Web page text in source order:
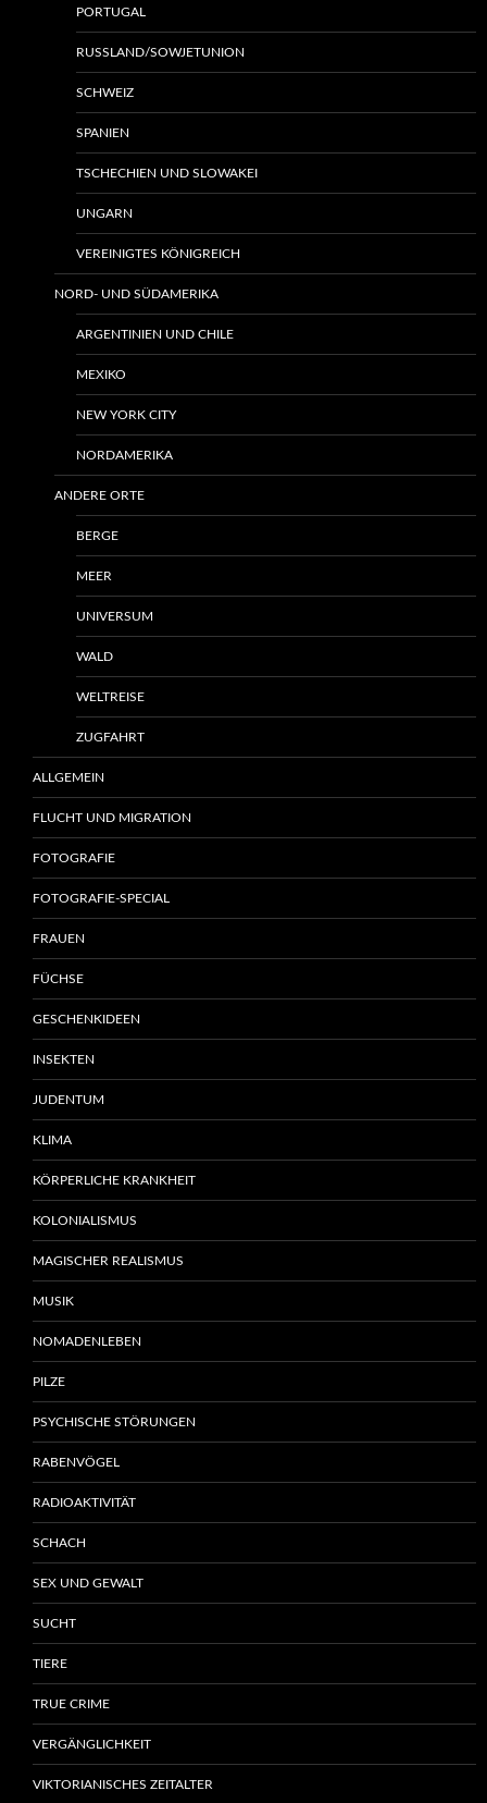
PORTUGAL
RUSSLAND/SOWJETUNION
SCHWEIZ
SPANIEN
TSCHECHIEN UND SLOWAKEI
UNGARN
VEREINIGTES KÖNIGREICH
NORD- UND SÜDAMERIKA
ARGENTINIEN UND CHILE
MEXIKO
NEW YORK CITY
NORDAMERIKA
ANDERE ORTE
BERGE
MEER
UNIVERSUM
WALD
WELTREISE
ZUGFAHRT
ALLGEMEIN
FLUCHT UND MIGRATION
FOTOGRAFIE
FOTOGRAFIE-SPECIAL
FRAUEN
FÜCHSE
GESCHENKIDEEN
INSEKTEN
JUDENTUM
KLIMA
KÖRPERLICHE KRANKHEIT
KOLONIALISMUS
MAGISCHER REALISMUS
MUSIK
NOMADENLEBEN
PILZE
PSYCHISCHE STÖRUNGEN
RABENVÖGEL
RADIOAKTIVITÄT
SCHACH
SEX UND GEWALT
SUCHT
TIERE
TRUE CRIME
VERGÄNGLICHKEIT
VIKTORIANISCHES ZEITALTER